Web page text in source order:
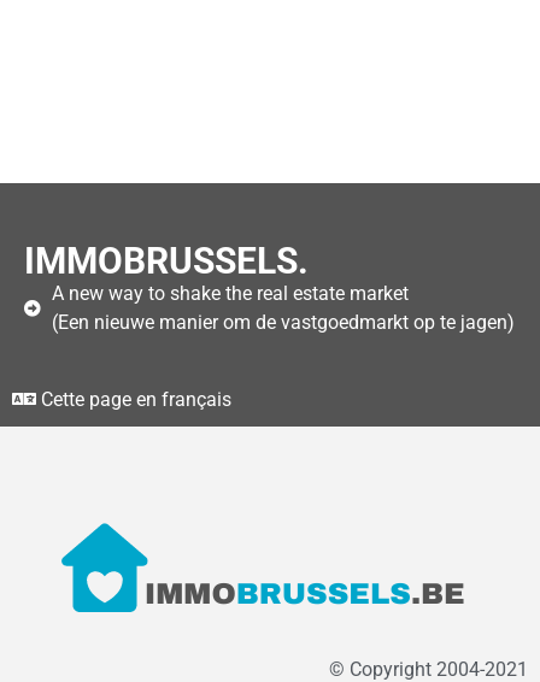
IMMOBRUSSELS.
A new way to shake the real estate market
(Een nieuwe manier om de vastgoedmarkt op te jagen)
Cette page en français
© Copyright 2004-2021